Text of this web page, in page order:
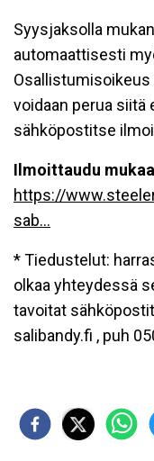
Syysjaksolla
automaattisesti
voidaan perua
sähköpostitse
Ilmoittaudu
https://
sab...
* Tiedustelut:
olkaa yhteydessä
tavoitat
salibandy.fi , puh